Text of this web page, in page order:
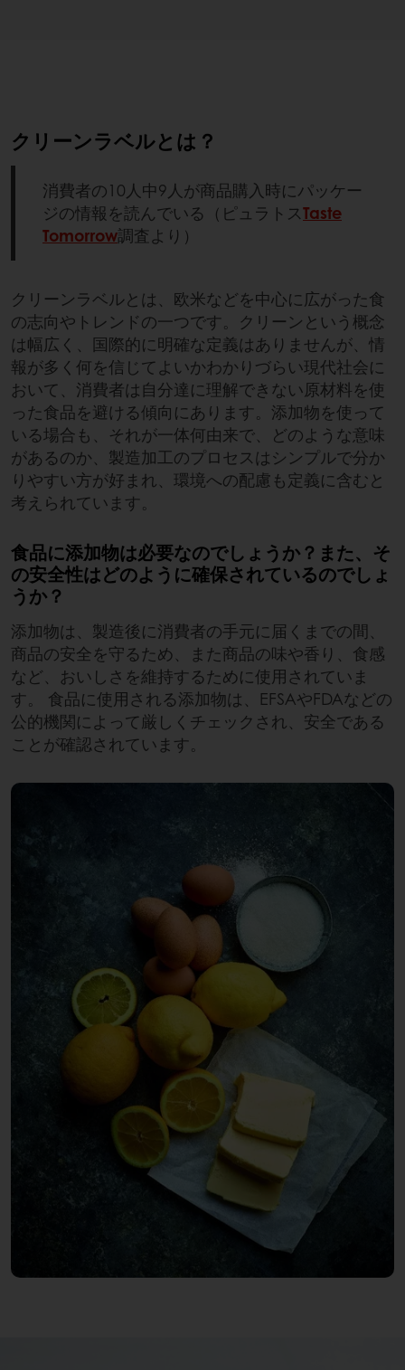
クリーンラベルとは？
消費者の10人中9人が商品購入時にパッケー
ジの情報を読んでいる（ピュラトスTaste
Tomorrow調査より）
クリーンラベルとは、欧米などを中心に広がった食
の志向やトレンドの一つです。クリーンという概念
は幅広く、国際的に明確な定義はありませんが、情
報が多く何を信じてよいかわかりづらい現代社会に
おいて、消費者は自分達に理解できない原材料を使
った食品を避ける傾向にあります。添加物を使って
いる場合も、それが一体何由来で、どのような意味
があるのか、製造加工のプロセスはシンプルで分か
りやすい方が好まれ、環境への配慮も定義に含むと
考えられています。
食品に添加物は必要なのでしょうか？また、そ
の安全性はどのように確保されているのでしょ
うか？
添加物は、製造後に消費者の手元に届くまでの間、
商品の安全を守るため、また商品の味や香り、食感
など、おいしさを維持するために使用されていま
す。 食品に使用される添加物は、EFSAやFDAなどの
公的機関によって厳しくチェックされ、安全である
ことが確認されています。